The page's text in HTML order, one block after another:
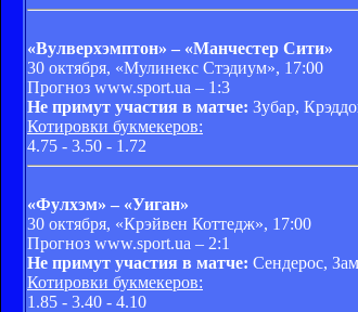
«Вулверхэмптон» – «Манчестер Сити»
30 октября, «Мулинекс Стэдиум», 17:00
Прогноз www.sport.ua – 1:3
Не примут участия в матче: Зубар,
Котировки букмекеров:
4.75 - 3.50 - 1.72
«Фулхэм» – «Уиган»
30 октября, «Крэйвен Коттедж», 17:00
Прогноз www.sport.ua – 2:1
Не примут участия в матче: Сендерос,
Котировки букмекеров:
1.85 - 3.40 - 4.10